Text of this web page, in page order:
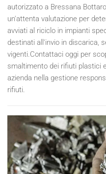
autorizzato a Bressana
un'attenta valutazione per
avviati al riciclo in impianti
destinati all'invio in discarica,
vigenti.Contattaci oggi per
smaltimento dei rifiuti plastici
azienda nella gestione
rifiuti.